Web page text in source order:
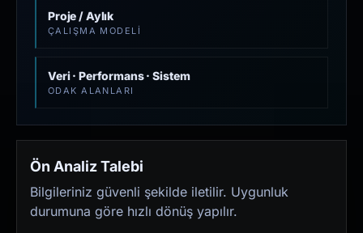
Proje / Aylık
ÇALIŞMA MODELI
Veri · Performans · Sistem
ODAK ALANLARI
Ön Analiz Talebi
Bilgileriniz güvenli şekilde iletilir. Uygunluk
durumuna göre hızlı dönüş yapılır.